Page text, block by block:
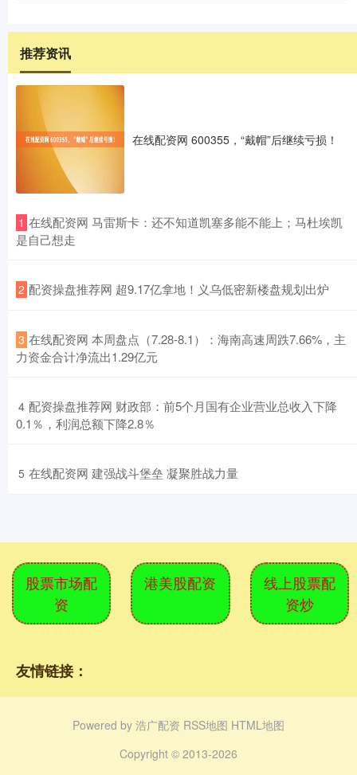
推荐资讯
在线配资网 600355，“戴帽”后继续亏损！
1 ​在线配资网 马雷斯卡：还不知道凯塞多能不能上；马杜埃凯
是自己想走
2 ​配资操盘推荐网 超9.17亿拿地！义乌低密新楼盘规划出炉
3 ​在线配资网 本周盘点（7.28-8.1）：海南高速周跌7.66%，主
力资金合计净流出1.29亿元
4 ​配资操盘推荐网 财政部：前5个月国有企业营业总收入下降
0.1％，利润总额下降2.8％
5 ​在线配资网 建强战斗堡垒 凝聚胜战力量
股票市场配
资
港美股配资
线上股票配
资炒
友情链接：
Powered by 浩广配资 RSS地图 HTML地图
Copyright © 2013-2026